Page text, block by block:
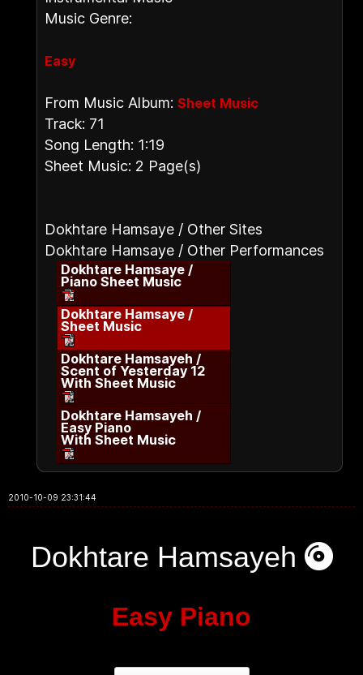
Music Genre:
Easy
From Music Album: Sheet Music
Track: 71
Song Length: 1:19
Sheet Music: 2 Page(s)
Dokhtare Hamsaye / Other Sites
Dokhtare Hamsaye / Other Performances
Dokhtare Hamsaye /
Piano Sheet Music
Dokhtare Hamsaye /
Sheet Music
Dokhtare Hamsayeh /
Scent of Yesterday 12
With Sheet Music
Dokhtare Hamsayeh /
Easy Piano
With Sheet Music
2010-10-09 23:31:44
Dokhtare Hamsayeh
Easy Piano